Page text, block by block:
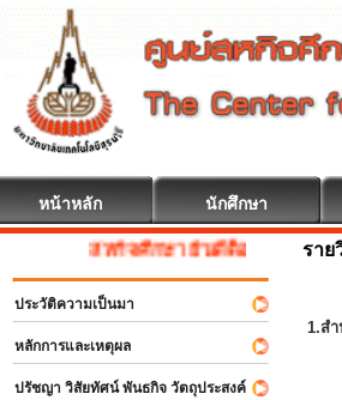
หน้าหลัก นักศึกษา
สหกิจศึกษา ยินดีต้อนรับ
ประวัติความเป็นมา
หลักการและเหตุผล
ปรัชญา วิสัยทัศน์ พันธกิจ วัตถุประสงค์
ราย
1.ส